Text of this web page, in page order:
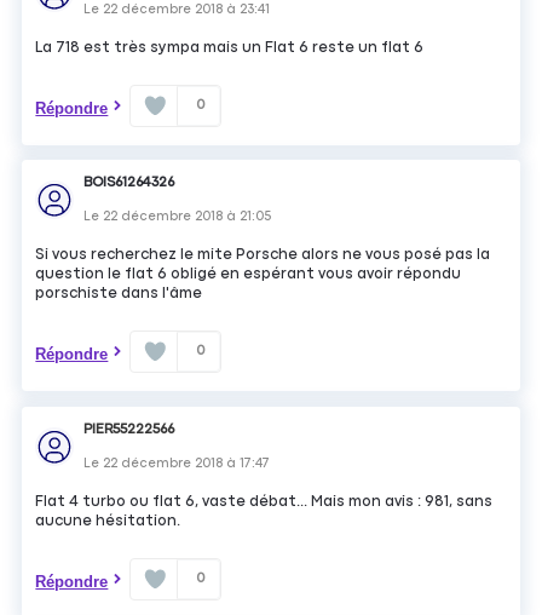
Le 22 décembre 2018 à 23:41
La 718 est très sympa mais un Flat 6 reste un flat 6
Répondre 0
BOIS61264326
Le 22 décembre 2018 à 21:05
Si vous recherchez le mite Porsche alors ne vous posé pas la
question le flat 6 obligé en espérant vous avoir répondu
porschiste dans l'âme
Répondre 0
PIER55222566
Le 22 décembre 2018 à17:47
Flat 4 turbo ou flat 6, vaste débat... Mais mon avis : 981, sans
aucune hésitation.
Répondre 0